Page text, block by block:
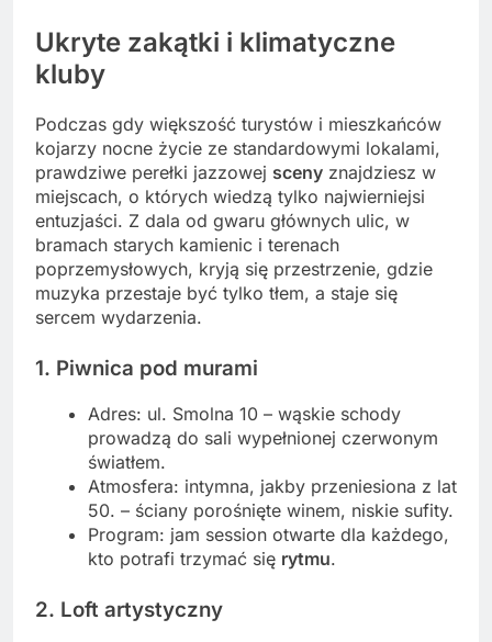
Ukryte zakątki i klimatyczne
kluby
Podczas gdy większość turystów i mieszkańców
kojarzy nocne życie ze standardowymi lokalami,
prawdziwe perełki jazzowej sceny znajdziesz w
miejscach, o których wiedzą tylko najwierniejsi
entuzjaści. Z dala od gwaru głównych ulic, w
bramach starych kamienic i terenach
poprzemysłowych, kryją się przestrzenie, gdzie
muzyka przestaje być tylko tłem, a staje się
sercem wydarzenia.
1. Piwnica pod murami
Adres: ul. Smolna 10 – wąskie schody
prowadzą do sali wypełnionej czerwonym
światłem.
Atmosfera: intymna, jakby przeniesiona z lat
50. – ściany porośnięte winem, niskie sufity.
Program: jam session otwarte dla każdego,
kto potrafi trzymać się rytmu.
2. Loft artystyczny